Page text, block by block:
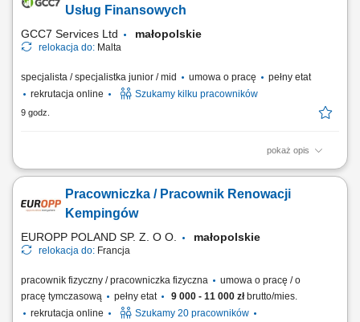
pozyskiwanie nowych odbiorców dla partnerów biznesowych.
Usług Finansowych
GCC7 Services Ltd małopolskie
relokacja do: Malta
specjalista / specjalistka junior / mid umowa o pracę
pełny etat
rekrutacja online
Szukamy kilku pracowników
9 godz.
pokaż opis
Zakres obowiązków: Prowadzenie telefonicznych rozmów z klientami
tym szkoleń z zakresu edukacji finansowej. Budowanie relacji z
klientami oraz pozyskiwanie nowych kontaktów dla partnerów
Pracowniczka / Pracownik Renowacji
Kempingów
EUROPP POLAND SP. Z. O O. małopolskie
relokacja do: Francja
pracownik fizyczny / pracowniczka fizyczna
umowa o pracę / o
pracę tymczasową
pełny etat 9 000 - 11 000 złbrutto/mies.
rekrutacja online
Szukamy 20 pracowników